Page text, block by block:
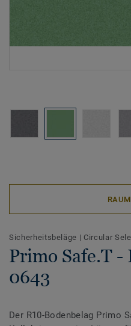
Sicherheitsbeläge | Circular
Primo Safe.T -
0643
Der R10-Bodenbelag Primo